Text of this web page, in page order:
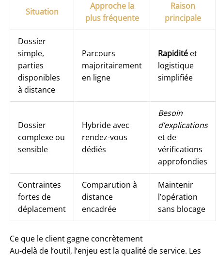
Situation
Approche la
plus fréquente
Raison
principale
Dossier
simple,
parties
disponibles
à distance
Parcours
majoritairement
en ligne
Rapidité et
logistique
simplifiée
Dossier
complexe ou
sensible
Hybride avec
rendez-vous
dédiés
Besoin
d’explications
et de
vérifications
approfondies
Contraintes
fortes de
déplacement
Comparution à
distance
encadrée
Maintenir
l’opération
sans blocage
Ce que le client gagne concrètement
Au-delà de l’outil, l’enjeu est la qualité de service. Les